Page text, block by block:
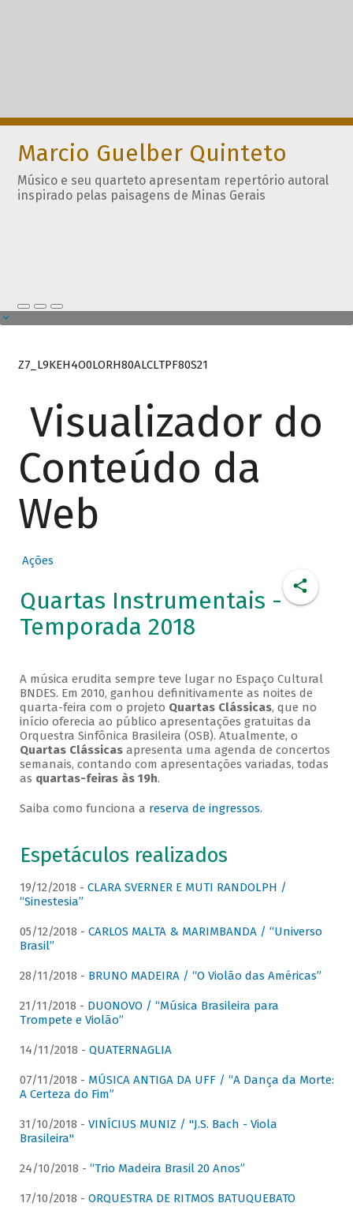
Marcio Guelber Quinteto
Músico e seu quarteto apresentam repertório autoral
inspirado pelas paisagens de Minas Gerais
Z7_L9KEH4O0LORH80ALCLTPF80S21
Visualizador do
Conteúdo da
Web
Ações
Quartas Instrumentais -
Temporada 2018
A música erudita sempre teve lugar no Espaço Cultural
BNDES. Em 2010, ganhou definitivamente as noites de
quarta-feira com o projeto Quartas Clássicas, que no
início oferecia ao público apresentações gratuitas da
Orquestra Sinfônica Brasileira (OSB). Atualmente, o
Quartas Clássicasapresenta uma agenda de concertos
semanais, contando com apresentações variadas, todas
as quartas-feiras às 19h.
Saiba como funciona a reserva de ingressos.
Espetáculos realizados
19/12/2018 - CLARA SVERNER E MUTI RANDOLPH /
“Sinestesia”
05/12/2018 - CARLOS MALTA & MARIMBANDA / “Universo
Brasil”
28/11/2018 - BRUNO MADEIRA / “O Violão das Américas”
21/11/2018 - DUONOVO / “Música Brasileira para
Trompete e Violão”
14/11/2018 - QUATERNAGLIA
07/11/2018 - MÚSICA ANTIGA DA UFF / “A Dança da Morte:
A Certeza do Fim”
31/10/2018 - VINÍCIUS MUNIZ / "J.S. Bach - Viola
Brasileira"
24/10/2018 - “Trio Madeira Brasil 20 Anos”
17/10/2018 - ORQUESTRA DE RITMOS BATUQUEBATO